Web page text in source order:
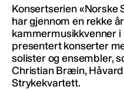
Konsertserien «Norske
har gjennom en rekke
kammermusikkvenner
presentert konserter
solister og ensembler,
Christian Bræin,
Strykekvartett.